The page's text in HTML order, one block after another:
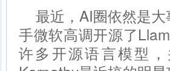
最近，AI圈依然是
手微软高调开源了
许多开源语言模型